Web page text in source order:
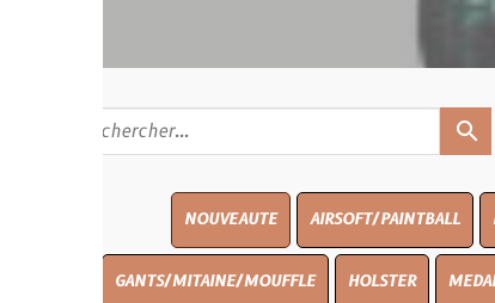
AIRSOFT/PAINTBALL RATIONS
GANTS/MITAINE/MOUFFLE HOLSTER MEDAILLES/